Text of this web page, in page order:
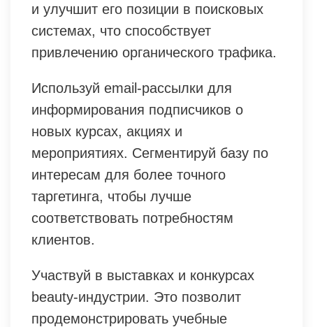
и улучшит его позиции в поисковых
системах, что способствует
привлечению органического трафика.
Используй email-рассылки для
информирования подписчиков о
новых курсах, акциях и
мероприятиях. Сегментируй базу по
интересам для более точного
таргетинга, чтобы лучше
соответствовать потребностям
клиентов.
Участвуй в выставках и конкурсах
beauty-индустрии. Это позволит
продемонстрировать учебные